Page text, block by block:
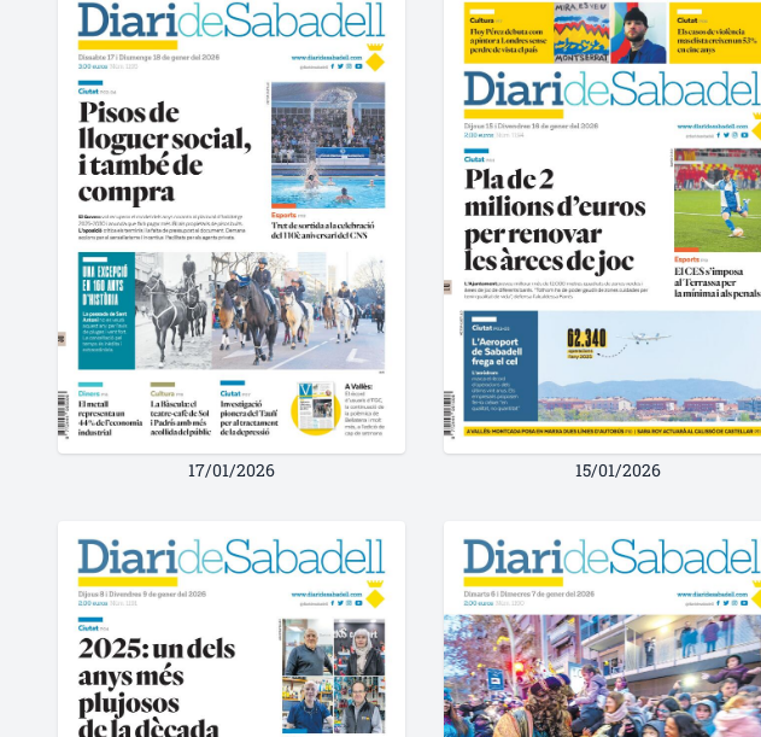
17/01/2026 15/01/2026